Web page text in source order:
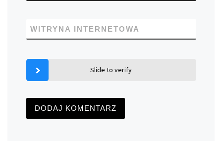
WITRYNA INTERNETOWA
Slide to verify